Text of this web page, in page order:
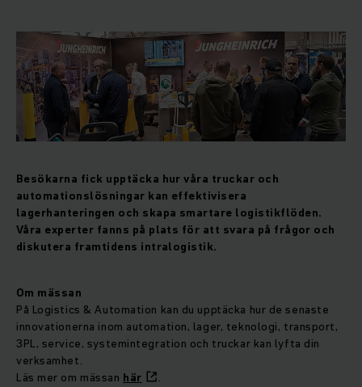
Besökarna fick upptäcka hur våra truckar och
automationslösningar kan effektivisera
lagerhanteringen och skapa smartare logistikflöden.
Våra experter fanns på plats för att svara på frågor och
diskutera framtidens intralogistik.
Om mässan
På Logistics & Automation kan du upptäcka hur de senaste
innovationerna inom automation, lager, teknologi, transport,
3PL, service, systemintegration och truckar kan lyfta din
verksamhet.
Läs mer om mässan här .